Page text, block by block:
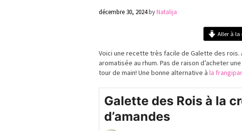
décembre 30, 2024byNatalija
Aller à la
Voici une recette très facile de Galette des
aromatisée au rhum. Pas de raison d’acheter
tour de main! Une bonne alternative à la
Galette des Rois à la
d’amandes